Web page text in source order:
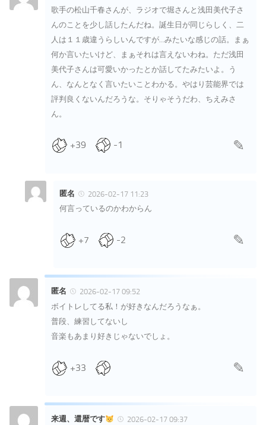
歌手の松山千春さんが、ラジオで堀さんと浅田美代子さ
んのことを少し話したんだね。誕生日が同じらしく、二
人は１１歳違うらしいんですが…みたいな感じの話。まぁ
何か言いたいけど、まぁそれは言えないわね。ただ浅田
美代子さんは可愛いかったとか話してたみたいよ。う
ん、なんとなく言いたいことわかる。やはり芸能界では
評判良くないんだろうな。そりゃそうだわ、ちえみさ
ん。
+39 -1
匿名
2026-02-17 11:23
何言っているのかわからん
+7 -2
匿名
2026-02-17 09:52
ボイトレしてる私！が好きなんだろうなぁ。
普段、練習してないし
音楽もあまり好きじゃないでしょ。
+33
来週、還暦です
2026-02-17 09:37